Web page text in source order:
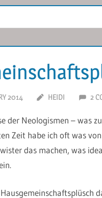
2014 HEIDI 2
der Neologismen – was
Zeit habe ich oft was
das machen, was